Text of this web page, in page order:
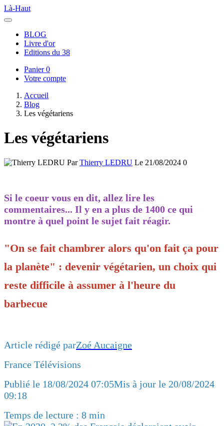
Là-Haut
BLOG
Livre d'or
Editions du 38
Panier 0
Votre compte
Accueil
Blog
Les végétariens
Les végétariens
ParThierry LEDRU Le 21/08/2024 0
Si le coeur vous en dit, allez lire les
commentaires... Il y en a plus de 1400 ce qui
montre à quel point le sujet fait réagir.
"On se fait chambrer alors qu'on fait ça pour
la planète" : devenir végétarien, un choix qui
reste difficile à assumer à l'heure du
barbecue
Article rédigé parZoé Aucaigne
France Télévisions
Publié le 18/08/2024 07:05Mis à jour le 20/08/2024
09:18
Temps de lecture : 8 min